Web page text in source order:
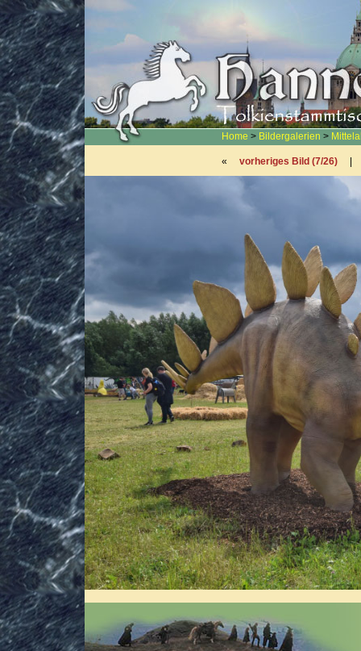
Home > Bildergalerien >
« vorheriges Bild (7/26)